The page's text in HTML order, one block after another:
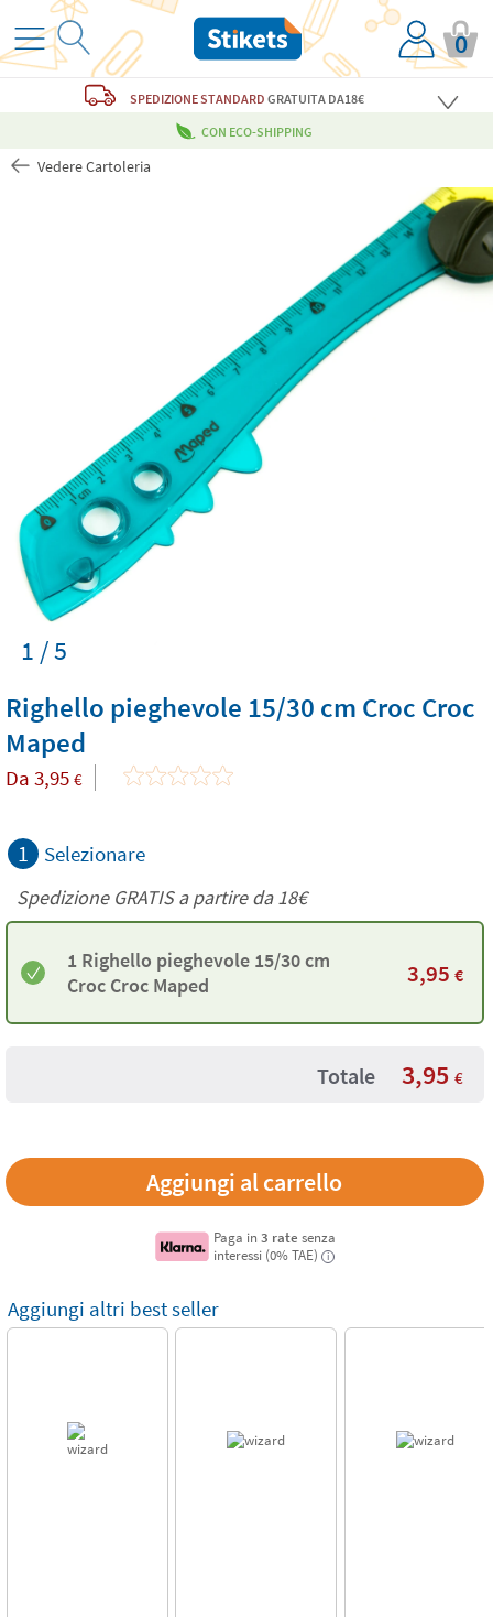
0
SPEDIZIONE STANDARD GRATUITADA18€
CON ECO-SHIPPING
Vedere Cartoleria
1 / 5
Righello pieghevole 15/30 cm Croc Croc
Maped
Da 3,95 €
1 Selezionare
Spedizione GRATIS a partire da18€
1 Righello pieghevole 15/30 cm
Croc Croc Maped
3,95 €
Totale 3,95 €
Paga in 3 rate senza
interessi (0% TAE)
i
Aggiungi altri best seller